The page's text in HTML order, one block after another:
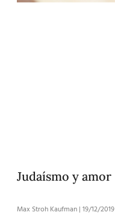
Judaísmo y amor
Max Stroh Kaufman 19/12/2019